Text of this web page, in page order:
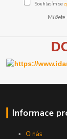
Souhlasím se
D
Informace
O nás